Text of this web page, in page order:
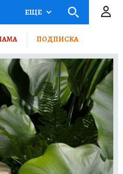
ЕЩЕ
ПОДПИСКА